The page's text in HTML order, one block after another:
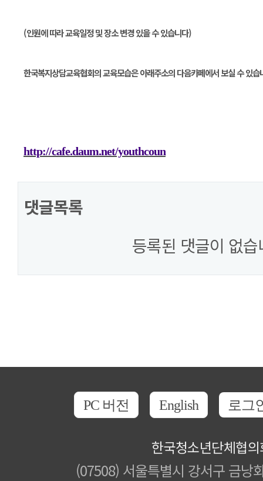
(인원에 따라 교육일정 및 장소 변경 있을 수 있습니다)
한국복지상담교육협회의 교육모습은 아래주소의 다음카페에서 보실 수 있습
http://cafe.daum.net/youthcoun
댓글목록
등록된 댓글이 없습
PC 버전 English 로그
한국청소년단체협
(07508) 서울특별시 강서구 금낭